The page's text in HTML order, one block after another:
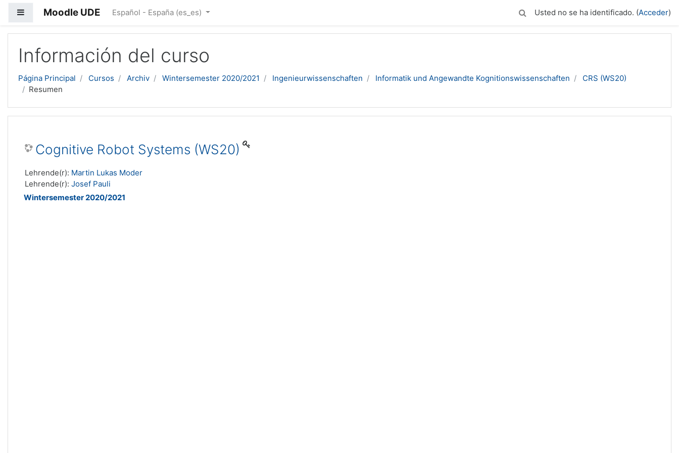
Panel lateral
Moodle UDE Español - España ‎(es_es)‎ Usted no se ha identificado. (Acceder)
Información del curso
Página Principal Cursos Archiv Wintersemester 2020/2021 Ingenieurwissenschaften Informatik und Angewandte Kognitionswissenschaften
CRS (WS20)
Resumen
Cognitive Robot Systems (WS20)
Lehrende(r): Martin Lukas Moder
Lehrende(r): Josef Pauli
Wintersemester 2020/2021